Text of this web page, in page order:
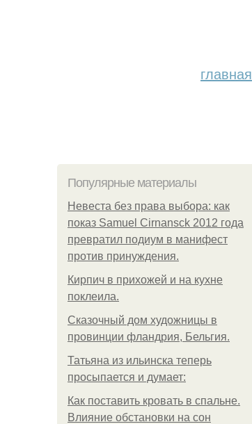
главная
Популярные материалы
Невеста без права выбора: как
показ Samuel Cirnansck 2012 года
превратил подиум в манифест
против принуждения.
Кирпич в прихожей и на кухне
поклеила.
Сказочный дом художницы в
провинции фландрия, Бельгия.
Татьяна из ильинска теперь
просыпается и думает:
Как поставить кровать в спальне.
Влияние обстановки на сон